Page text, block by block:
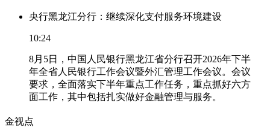
央行黑龙江分行：继续深化支付服务环境建设
10:24
8月5日，中国人民银行黑龙江省分行召开2026年下半
年全省人民银行工作会议暨外汇管理工作会议。会议
要求，全面落实下半年重点工作任务，重点抓好六方
面工作，其中包括扎实做好金融管理与服务。
金视点